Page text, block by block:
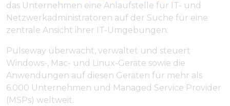
das Unternehmen eine Anlaufstelle für IT- und
Netzwerkadministratoren auf der Suche für eine
zentrale Ansicht ihrer IT-Umgebungen.
Pulseway überwacht, verwaltet und steuert
Windows-, Mac- und Linux-Geräte sowie die
Anwendungen auf diesen Geräten für mehr als
6.000 Unternehmen und Managed Service Provider
(MSPs) weltweit.